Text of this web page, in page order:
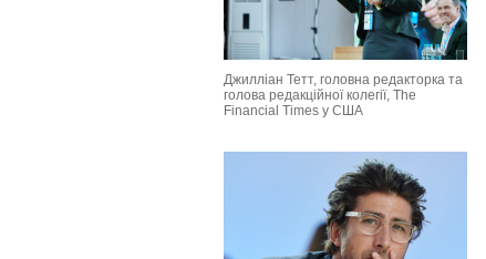
Джилліан Тетт, головна редакторка та
голова редакційної колегії, The
Financial Times у США